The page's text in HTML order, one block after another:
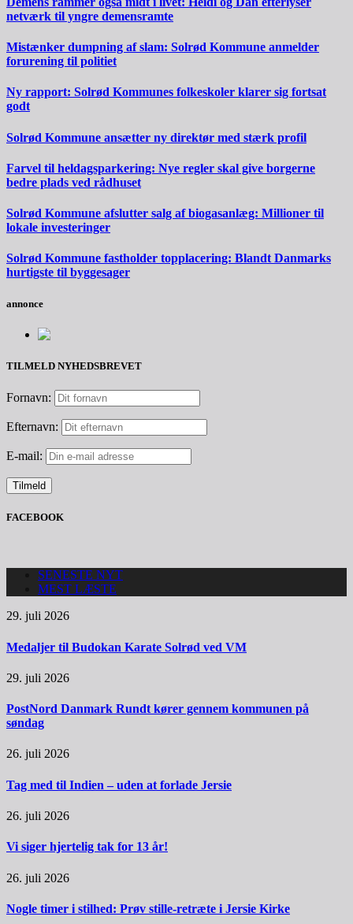
netværk til yngre demensramte
Mistænker dumpning af slam: Solrød Kommune anmelder
forurening til politiet
Ny rapport: Solrød Kommunes folkeskoler klarer sig fortsat
godt
Solrød Kommune ansætter ny direktør med stærk profil
Farvel til heldagsparkering: Nye regler skal give borgerne
bedre plads ved rådhuset
Solrød Kommune afslutter salg af biogasanlæg: Millioner til
lokale investeringer
Solrød Kommune fastholder topplacering: Blandt Danmarks
hurtigste til byggesager
annonce
TILMELD NYHEDSBREVET
Fornavn:
Efternavn:
E-mail:
FACEBOOK
SENESTE NYT
MEST LÆSTE
29. juli 2026
Medaljer til Budokan Karate Solrød ved VM
29. juli 2026
PostNord Danmark Rundt kører gennem kommunen på
søndag
26. juli 2026
Tag med til Indien – uden at forlade Jersie
26. juli 2026
Vi siger hjertelig tak for 13 år!
26. juli 2026
Nogle timer i stilhed: Prøv stille-retræte i Jersie Kirke